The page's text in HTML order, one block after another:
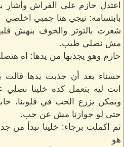
اعتدل حازم على الفراش وأشار
بابتسامه: تيجي هنا جمبي اخلصي
شعرت بالتوتر والخوف بنهش
مش نصلي طيب.
حازم وهو يجذبها من يدها: اه
حسناء بعد أن جذبت يدها قالت
انت ليه بتعمل كده خلينا نصلي
ويمكن يزرع الحب في قلوبنا،
حتى لو جوازنا مش عن حب.
ثم اكملت برجاء: خلينا نبدأ من
هو